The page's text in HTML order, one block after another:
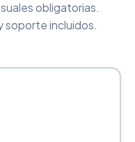
obligatorias.
soporte incluidos.